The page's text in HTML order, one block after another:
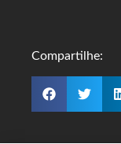
Compartilhe: